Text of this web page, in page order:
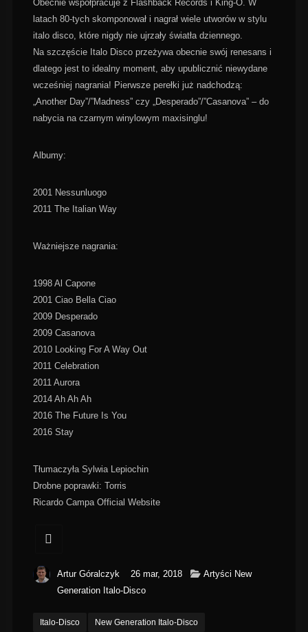
Obecnie współpracuje z Flashback Records i King-O. W
latach 80-tych skomponował i nagrał wiele utworów w stylu
italo disco, które nigdy nie ujrzały światła dziennego.
Na szczęście Italo Disco przeżywa obecnie swój renesans i
dlatego jest to idealny moment, aby upublicznić niewydane
wcześniej nagrania! Pierwsze perełki już nadchodzą:
„Another Day”/”Madness” czy „Desperado”/”Casanova” – do
nabycia na czarnym winylowym maxisinglu!
Albumy:
2001 Nessunluogo
2011 The Italian Way
Ważniejsze nagrania:
1998 Al Capone
2001 Ciao Bella Ciao
2009 Desperado
2009 Casanova
2010 Looking For A Way Out
2011 Celebration
2011 Aurora
2014 Ah Ah Ah
2016 The Future Is You
2016 Stay
Tłumaczyła Sylwia Lepiochin
Drobne poprawki: Torris
Ricardo Campa Official Website
Artur Góralczyk 26 mar, 2018
Artyści New
Generation Italo-Disco
Italo-Disco New Generation Italo-Disco